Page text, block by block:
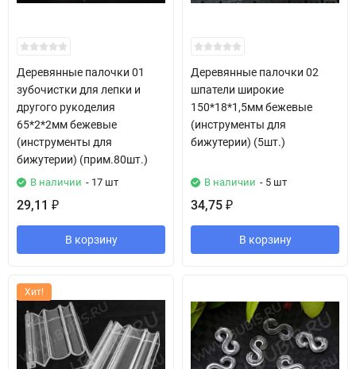
Деревянные палочки 01
зубочистки для лепки и
другого рукоделия
65*2*2мм бежевые
(инструменты для
бижутерии) (прим.80шт.)
В наличии - 17 шт
29,11 ₽
В корзину
Деревянные палочки 02
шпатели широкие
150*18*1,5мм бежевые
(инструменты для
бижутерии) (5шт.)
В наличии - 5 шт
34,75 ₽
В корзину
Хит!